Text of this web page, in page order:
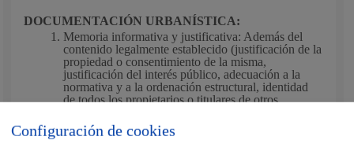
DOCUMENTACIÓN URBANÍSTICA:
Memoria informativa y justificativa: Además del
contenido legalmente establecido (justificación de la
propiedad o consentimiento de la misma,
justificación del interés público, adecuación a la
normativa y a la ordenación estructural, identidad
de todos los propietarios o titulares de otros
los cinco años anteriores a su iniciación,…), se
incluirá la documentación necesaria para la
Configuración de cookies